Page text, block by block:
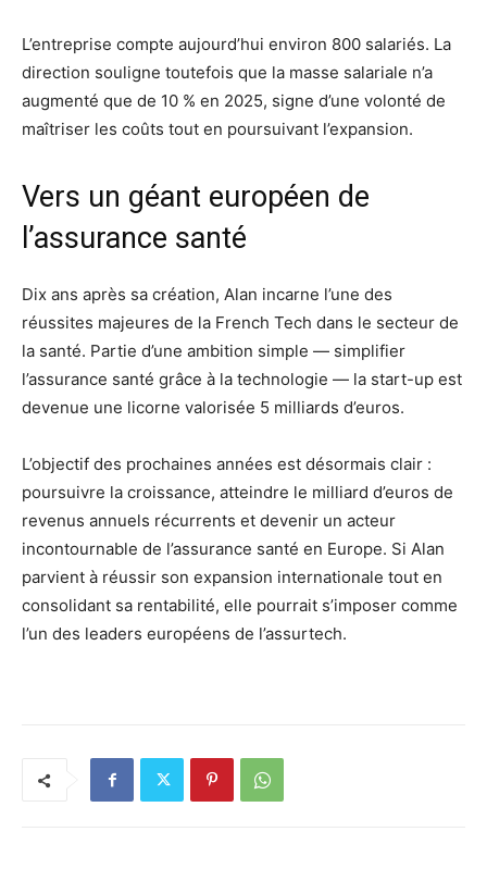
L’entreprise compte aujourd’hui environ 800 salariés. La
direction souligne toutefois que la masse salariale n’a
augmenté que de 10 % en 2025, signe d’une volonté de
maîtriser les coûts tout en poursuivant l’expansion.
Vers un géant européen de
l’assurance santé
Dix ans après sa création, Alan incarne l’une des
réussites majeures de la French Tech dans le secteur de
la santé. Partie d’une ambition simple — simplifier
l’assurance santé grâce à la technologie — la start-up est
devenue une licorne valorisée 5 milliards d’euros.
L’objectif des prochaines années est désormais clair :
poursuivre la croissance, atteindre le milliard d’euros de
revenus annuels récurrents et devenir un acteur
incontournable de l’assurance santé en Europe. Si Alan
parvient à réussir son expansion internationale tout en
consolidant sa rentabilité, elle pourrait s’imposer comme
l’un des leaders européens de l’assurtech.